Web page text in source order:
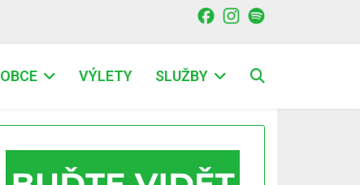
OBCE VÝLETY SLUŽBY